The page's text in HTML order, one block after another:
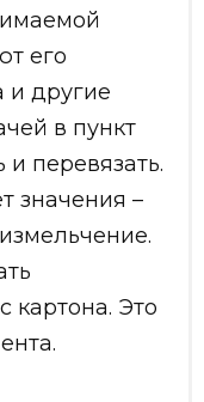
его
и другие
в пункт
перевязать.
значения –
картона. Это